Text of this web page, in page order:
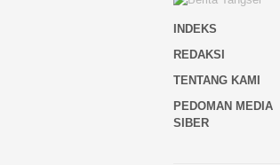
INDEKS
REDAKSI
TENTANG KAMI
PEDOMAN MEDIA
SIBER